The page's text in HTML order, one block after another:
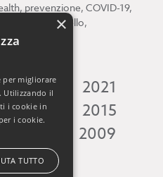
, prevenzione, COVID-19,
cervello,
2022
2021
2016
2015
2009
×
per migliorare
Utilizzando il
i cookie in
i cookie.
TUTTO